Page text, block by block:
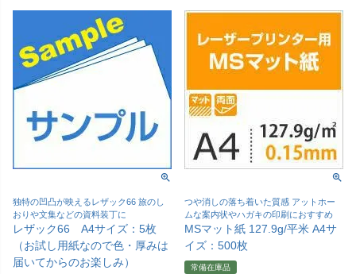
独特の凹凸が映えるレザック66 旅のし
おりや文集などの資料装丁に
レザック66 A4サイズ：5枚
（お試し用紙なので色・厚みは
届いてからのお楽しみ）
つや消しの落ち着いた質感 アットホー
ムな案内状やハガキの印刷におすすめ
MSマット紙 127.9g/平米 A4サ
イズ：500枚
常備在庫品